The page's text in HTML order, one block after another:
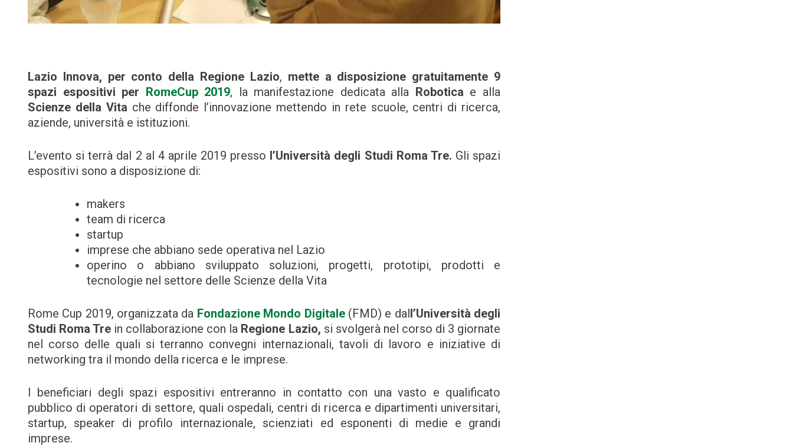
Lazio Innova, per conto della Regione Lazio, mette a disposizione gratuitamente 9
spazi espositivi per RomeCup 2019, la manifestazione dedicata alla Robotica e alla
Scienze della Vita che diffonde l’innovazione mettendo in rete scuole, centri di ricerca,
aziende, università e istituzioni.
L’evento si terrà dal 2 al 4 aprile 2019 presso l’Università degli Studi Roma Tre. Gli spazi
espositivi sono a disposizione di:
makers
team di ricerca
startup
imprese che abbiano sede operativa nel Lazio
operino o abbiano sviluppato soluzioni, progetti, prototipi, prodotti e
tecnologie nel settore delle Scienze della Vita
Rome Cup 2019, organizzata da Fondazione Mondo Digitale(FMD) e dall’Università degli
Studi Roma Tre in collaborazione con la Regione Lazio, si svolgerà nel corso di 3 giornate
nel corso delle quali si terranno convegni internazionali, tavoli di lavoro e iniziative di
networking tra il mondo della ricerca e le imprese.
I beneficiari degli spazi espositivi entreranno in contatto con una vasto e qualificato
pubblico di operatori di settore, quali ospedali, centri di ricerca e dipartimenti universitari,
startup, speaker di profilo internazionale, scienziati ed esponenti di medie e grandi
imprese.